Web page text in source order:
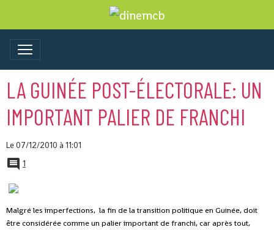
LA GUINÉE POST-ÉLECTORALE: UN
IMPORTANT PALIER DE FRANCHI
Le 07/12/2010 à 11:01
1
Malgré les imperfections, la fin de la transition politique en Guinée, doit
être considérée comme un palier important de franchi, car après tout,